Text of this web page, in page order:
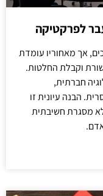
לפרקטיקה
אך מאחוריו עומדת
וקבלת החלטות.
חברתית,
הבנה עיונית זו
מסגרת חשיבתית